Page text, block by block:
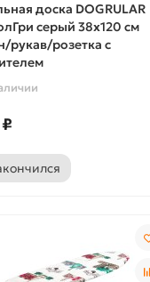
доска DOGRULAR
серый 38х120 см
рукав/розетка с